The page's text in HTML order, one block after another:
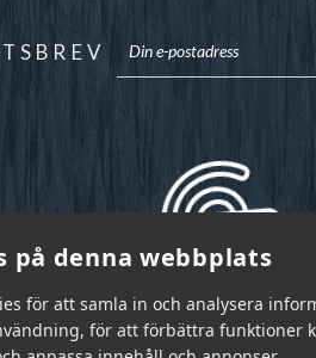
på denna webbplats
för att samla in och analysera
för att förbättra funktioner